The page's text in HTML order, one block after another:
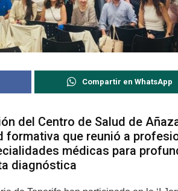
Compartir en WhatsApp
del Centro de Salud de
formativa que reunió a
médicas para
diagnóstica